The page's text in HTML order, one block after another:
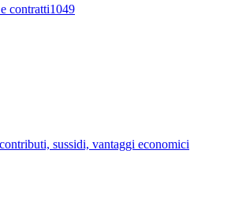
contratti1049
sussidi, vantaggi economici